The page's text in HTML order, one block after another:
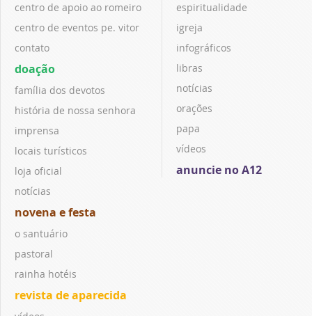
centro de apoio ao romeiro
centro de eventos pe. vitor
contato
doação
família dos devotos
história de nossa senhora
imprensa
locais turísticos
loja oficial
notícias
novena e festa
o santuário
pastoral
rainha hotéis
revista de aparecida
espiritualidade
igreja
infográficos
libras
notícias
orações
papa
vídeos
anuncie no A12